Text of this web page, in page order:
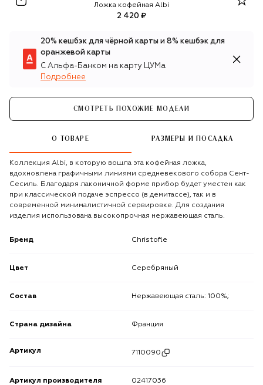
Christofle
Ложка кофейная Albi
2 420 ₽
20% кешбэк для чёрной карты и 8% кешбэк для
оранжевой карты
С Альфа-Банком на карту ЦУМа
Подробнее
СМОТРЕТЬ ПОХОЖИЕ МОДЕЛИ
О ТОВАРЕ РАЗМЕРЫ И ПОСАДКА
Коллекция Albi, в которую вошла эта кофейная ложка,
вдохновлена графичными линиями средневекового собора Сент-
Сесиль. Благодаря лаконичной форме прибор будет уместен как
при классической подаче эспрессо (в демитассе), так и в
современной минималистичной сервировке. Для создания
изделия использована высокопрочная нержавеющая сталь.
Бренд Christofle
Цвет Серебряный
Состав Нержавеющая сталь: 100%;
Страна дизайна Франция
Артикул 7110090
Артикул производителя 02417036